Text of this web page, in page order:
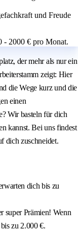
und Freude
- 2000 € pro Monat.
der mehr als nur ein
zeigt: Hier
die Wege kurz und die
einen
Wir basteln für dich
kannst. Bei uns findest
dich zuschneidet.
dich bis zu
super Prämien! Wenn
zu 2.000 €.